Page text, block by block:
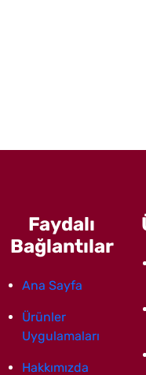
Faydalı
Bağlantılar
Ana Sayfa
Ürünler
Uygulamaları
Hakkımızda